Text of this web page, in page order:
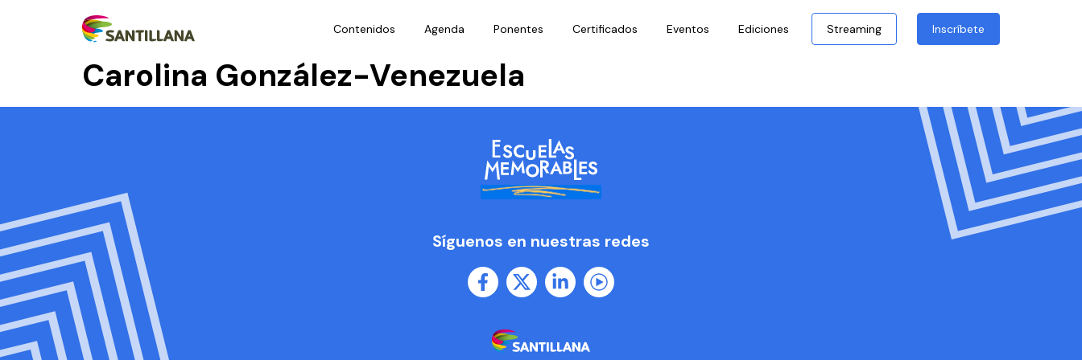
Contenidos Agenda Ponentes Certificados Eventos Ediciones Streaming Inscríbete
Carolina González-Venezuela
Síguenos en nuestras redes